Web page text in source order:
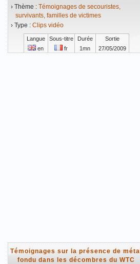
› Thème : Témoignages de secouristes,
survivants, familles de victimes
› Type : Clips vidéo
Langue Sous-titre Durée
Sortie
en
fr 1mn 27/05/2009
Témoignages sur la présence de métal
fondu dans les décombres du WTC